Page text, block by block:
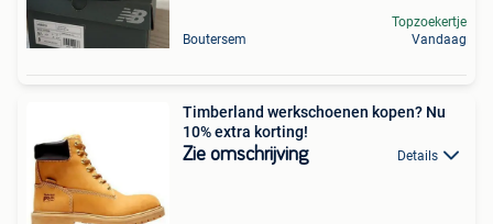
Boutersem
Topzoekertje
Vandaag
Timberland werkschoenen kopen? Nu
10% extra korting!
Zie omschrijving Details